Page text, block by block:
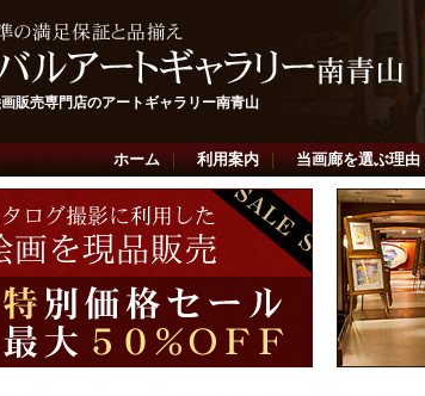
販売専門店のアートギャラリー南青山
ホーム 利用案内 当画廊を選ぶ理由